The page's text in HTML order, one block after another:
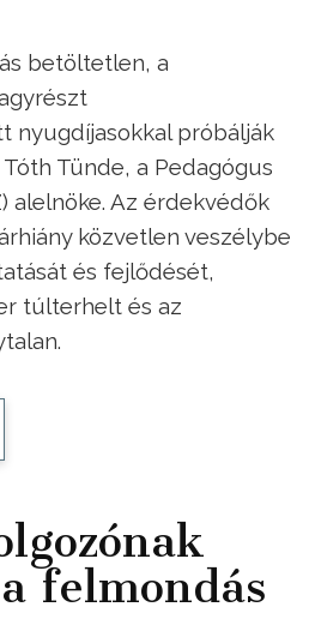
betöltetlen, a
nyugdíjasokkal próbálják
Tünde, a Pedagógus
alelnöke. Az érdekvédők
közvetlen veszélybe
és fejlődését,
túlterhelt és az
felmondás